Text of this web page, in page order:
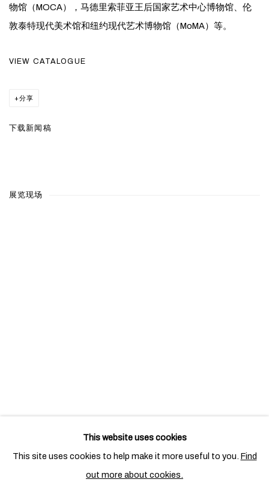
物馆（MOCA），马德里索菲亚王后国家艺术中心博物馆、伦
敦泰特现代美术馆和纽约现代艺术博物馆（MoMA）等。
VIEW CATALOGUE
分享
下载新闻稿
展览现场
This website uses cookies
This site uses cookies to help make it more useful to you. Find
out more about cookies.